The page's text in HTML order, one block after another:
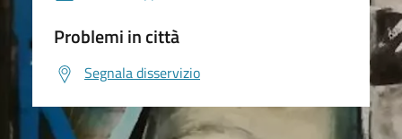
Problemi in città
Segnala disservizio